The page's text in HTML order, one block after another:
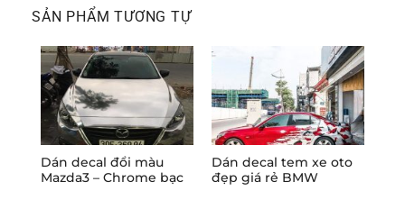
SẢN PHẨM TƯƠNG TỰ
Dán decal đổi màu
Mazda3 – Chrome bạc
Dán decal tem xe oto
đẹp giá rẻ BMW